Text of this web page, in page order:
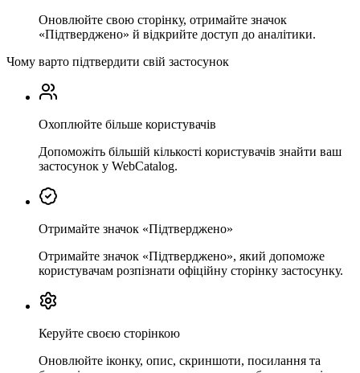
Оновлюйте свою сторінку, отримайте значок
«Підтверджено» й відкрийте доступ до аналітики.
Чому варто підтвердити свій застосунок
Охоплюйте більше користувачів
Допоможіть більшій кількості користувачів знайти ваш
застосунок у WebCatalog.
Отримайте значок «Підтверджено»
Отримайте значок «Підтверджено», який допоможе
користувачам розпізнати офіційну сторінку застосунку.
Керуйте своєю сторінкою
Оновлюйте іконку, опис, скриншоти, посилання та